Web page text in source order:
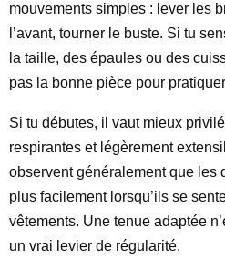
mouvements simples : lever les
l’avant, tourner le buste. Si tu
la taille, des épaules ou des
pas la bonne pièce pour
Si tu débutes, il vaut mieux
respirantes et légèrement
observent généralement que les
plus facilement lorsqu’ils se
vêtements. Une tenue adaptée
un vrai levier de régularité.